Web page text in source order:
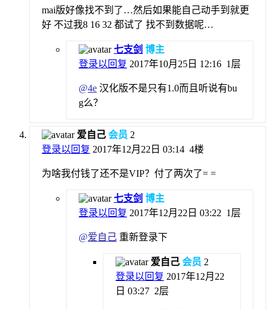
mai版好像找不到了…然后如果能自己动手到就更
好 不过我8 16 32 都试了 找不到数据呢…
七支剑 博主
登录以回复 2017年10月25日 12:16 1层
@4e 汉化版不是只有1.0而且听说有bu
g么？
爱自己 会员 2
登录以回复 2017年12月22日 03:14 4楼
为啥我付钱了还不是VIP？付了两次了= =
七支剑 博主
登录以回复 2017年12月22日 03:22 1层
@爱自己 重新登录下
爱自己 会员 2
登录以回复 2017年12月22
日 03:27 2层